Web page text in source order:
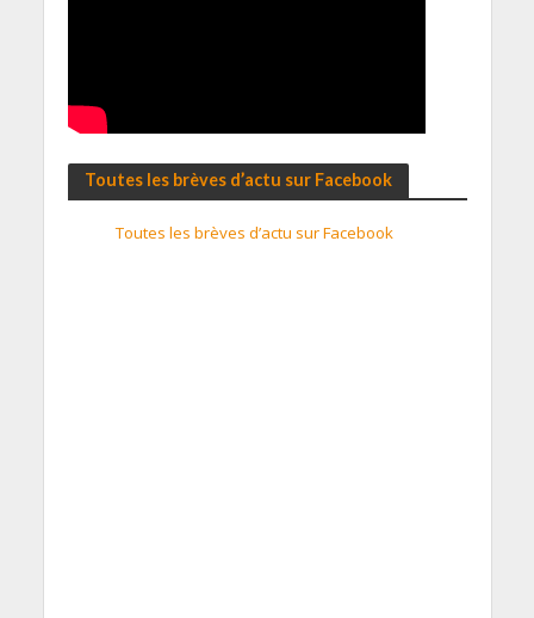
Toutes les brèves d’actu sur Facebook
Toutes les brèves d’actu sur Facebook